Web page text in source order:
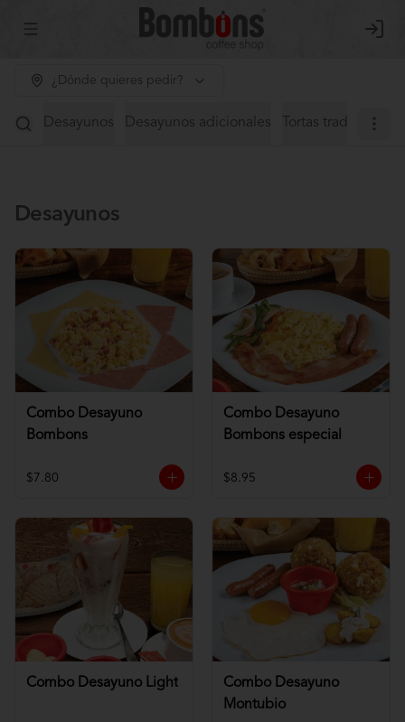
Abrir menu de navegación Login
¿Dónde quieres pedir?
Desayunos Desayunos adicionales Tortas tradicionales
Desayunos
Combo Desayuno
Bombons
$7.80
Combo Desayuno
Bombons especial
$8.95
Combo Desayuno Light
Combo Desayuno
Montubio